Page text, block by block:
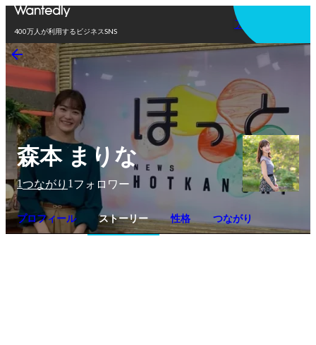
400万人が利用するビジネスSNS
アプリを使う
森本 まりな
1つながり 1 フォロワー
プロフィール ストーリー 性格 つながり